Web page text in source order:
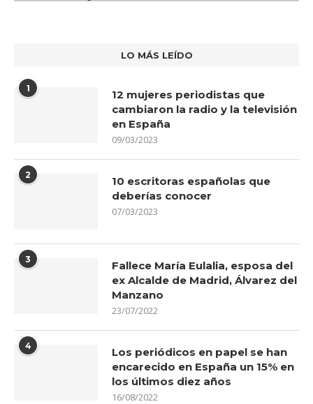
LO MÁS LEÍDO
1
12 mujeres periodistas que
cambiaron la radio y la televisión
en España
09/03/2023
2
10 escritoras españolas que
deberías conocer
07/03/2023
3
Fallece María Eulalia, esposa del
ex Alcalde de Madrid, Álvarez del
Manzano
23/07/2022
4
Los periódicos en papel se han
encarecido en España un 15% en
los últimos diez años
16/08/2022